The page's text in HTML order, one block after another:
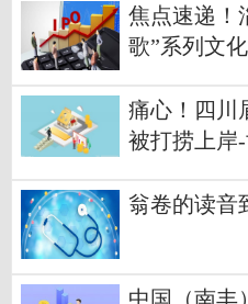
焦点速递！
歌”系列文
痛心！四川
被打捞上岸
翁卷的读音